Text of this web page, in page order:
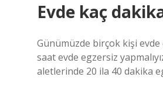
Evde kaç
Günümüzde birçok kişi
saat evde egzersiz
aletlerinde 20 ila 40 dakika